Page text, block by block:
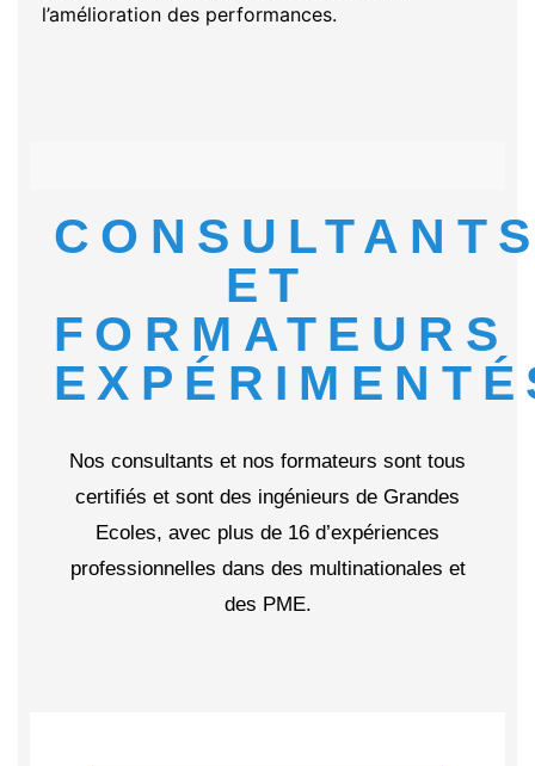
l’amélioration des performances.
ET
FORMATEURS
Nos consultants et nos formateurs sont tous
certifiés et sont des ingénieurs de Grandes
Ecoles, avec plus de 16 d’expériences
professionnelles dans des multinationales et
des PME.